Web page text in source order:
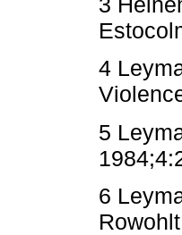
4
5
6